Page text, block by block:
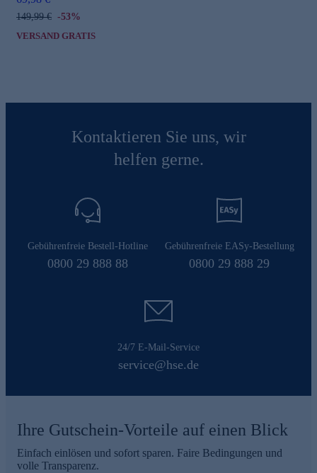
149,99 € -53%
VERSAND GRATIS
Kontaktieren Sie uns, wir
helfen gerne.
Gebührenfreie Bestell-Hotline
0800 29 888 88
Gebührenfreie EASy-Bestellung
0800 29 888 29
24/7 E-Mail-Service
service@hse.de
Ihre Gutschein-Vorteile auf einen Blick
Einfach einlösen und sofort sparen. Faire Bedingungen und
volle Transparenz.